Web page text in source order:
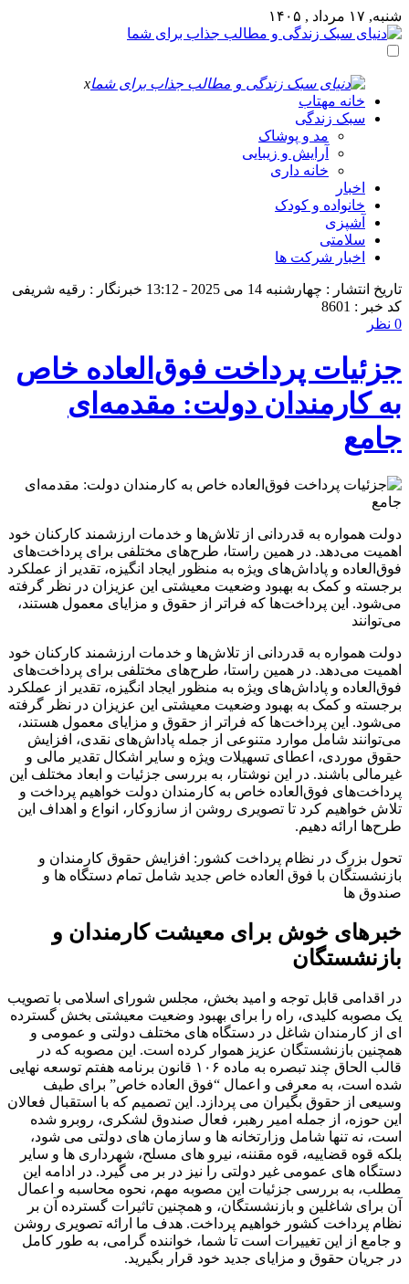
شنبه, ۱۷ مرداد , ۱۴۰۵
x
خانه مهتاب
سبک زندگی
مد و پوشاک
آرایش و زیبایی
خانه داری
اخبار
خانواده و کودک
آشپزی
سلامتی
اخبار شرکت ها
تاریخ انتشار : چهارشنبه 14 می 2025 - 13:12
خبرنگار : رقیه شریفی
کد خبر : 8601
0 نظر
جزئیات پرداخت فوق‌العاده خاص
به کارمندان دولت: مقدمه‌ای
جامع
دولت همواره به قدردانی از تلاش‌ها و خدمات ارزشمند کارکنان خود
اهمیت می‌دهد. در همین راستا، طرح‌های مختلفی برای پرداخت‌های
فوق‌العاده و پاداش‌های ویژه به منظور ایجاد انگیزه، تقدیر از عملکرد
برجسته و کمک به بهبود وضعیت معیشتی این عزیزان در نظر گرفته
می‌شود. این پرداخت‌ها که فراتر از حقوق و مزایای معمول هستند،
می‌توانند
دولت همواره به قدردانی از تلاش‌ها و خدمات ارزشمند کارکنان خود
اهمیت می‌دهد. در همین راستا، طرح‌های مختلفی برای پرداخت‌های
فوق‌العاده و پاداش‌های ویژه به منظور ایجاد انگیزه، تقدیر از عملکرد
برجسته و کمک به بهبود وضعیت معیشتی این عزیزان در نظر گرفته
می‌شود. این پرداخت‌ها که فراتر از حقوق و مزایای معمول هستند،
می‌توانند شامل موارد متنوعی از جمله پاداش‌های نقدی، افزایش
حقوق موردی، اعطای تسهیلات ویژه و سایر اشکال تقدیر مالی و
غیرمالی باشند. در این نوشتار، به بررسی جزئیات و ابعاد مختلف این
پرداخت‌های فوق‌العاده خاص به کارمندان دولت خواهیم پرداخت و
تلاش خواهیم کرد تا تصویری روشن از سازوکار، انواع و اهداف این
طرح‌ها ارائه دهیم.
تحول بزرگ در نظام پرداخت کشور: افزایش حقوق کارمندان و
بازنشستگان با فوق العاده خاص جدید شامل تمام دستگاه ها و
صندوق ها
خبرهای خوش برای معیشت کارمندان و
بازنشستگان
در اقدامی قابل توجه و امید بخش، مجلس شورای اسلامی با تصویب
یک مصوبه کلیدی، راه را برای بهبود وضعیت معیشتی بخش گسترده
ای از کارمندان شاغل در دستگاه های مختلف دولتی و عمومی و
همچنین بازنشستگان عزیز هموار کرده است. این مصوبه که در
قالب الحاق چند تبصره به ماده ۱۰۶ قانون برنامه هفتم توسعه نهایی
شده است، به معرفی و اعمال “فوق العاده خاص” برای طیف
وسیعی از حقوق بگیران می پردازد. این تصمیم که با استقبال فعالان
این حوزه، از جمله امیر رهبر، فعال صندوق لشکری، روبرو شده
است، نه تنها شامل وزارتخانه ها و سازمان های دولتی می شود،
بلکه قوه قضاییه، قوه مقننه، نیرو های مسلح، شهرداری ها و سایر
دستگاه های عمومی غیر دولتی را نیز در بر می گیرد. در ادامه این
مطلب، به بررسی جزئیات این مصوبه مهم، نحوه محاسبه و اعمال
آن برای شاغلین و بازنشستگان، و همچنین تاثیرات گسترده آن بر
نظام پرداخت کشور خواهیم پرداخت. هدف ما ارائه تصویری روشن
و جامع از این تغییرات است تا شما، خواننده گرامی، به طور کامل
در جریان حقوق و مزایای جدید خود قرار بگیرید.